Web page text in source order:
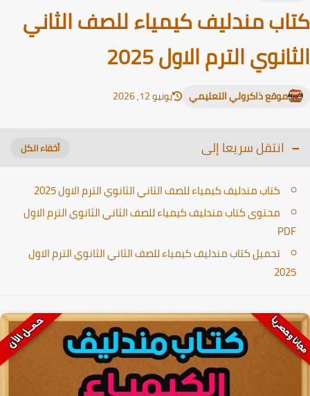
مندليف كيمياء للصف الثاني
الترم الاول 2025
موقع ذاكرولي التعليمي يونيو 12, 2026
انتقل سريعا إلى
كتاب مندليف كيمياء للصف الثاني الثانوي الترم الاول 2025
محتوى كتاب مندليف كيمياء للصف الثاني الثانوي الترم الاول
PDF
تحميل كتاب مندليف كيمياء للصف الثاني الثانوي الترم الاول
2025